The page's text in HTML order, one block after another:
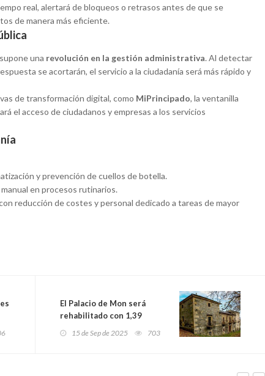
real, alertará de bloqueos o retrasos antes de que se
de manera más eficiente.
una revolución en la gestión administrativa. Al detectar
se acortarán, el servicio a la ciudadanía será más rápido y
de transformación digital, como MiPrincipado, la ventanilla
el acceso de ciudadanos y empresas a los servicios
y prevención de cuellos de botella.
en procesos rutinarios.
reducción de costes y personal dedicado a tareas de mayor
El Palacio de Mon será
rehabilitado con 1,39
millones y se convertirá en
un centro cultural y
15 de Sep de 2025 703